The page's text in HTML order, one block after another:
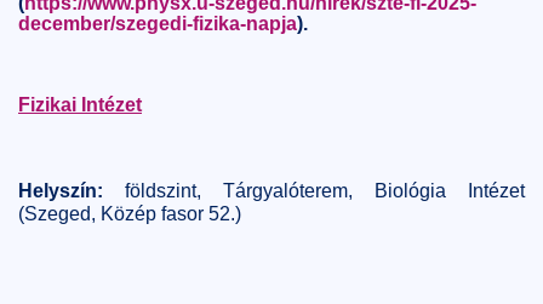
december/szegedi-fizika-napja).
Fizikai Intézet
Helyszín:
földszint, Tárgyalóterem, Biológia Intézet
(Szeged, Közép fasor 52.)